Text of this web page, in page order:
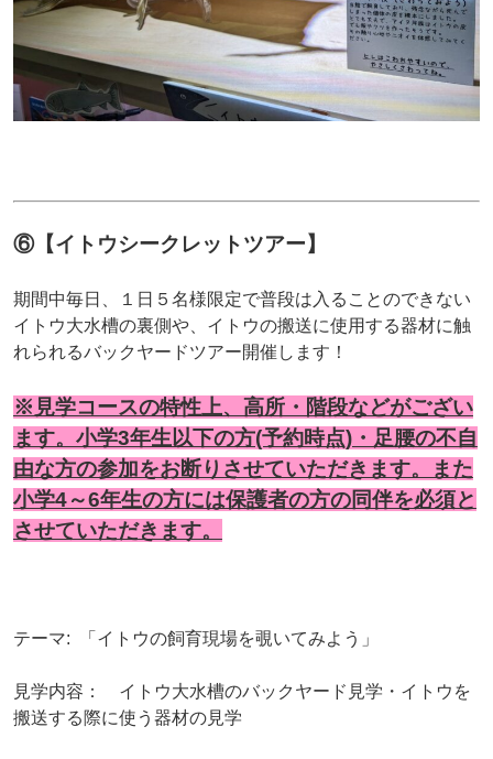
⑥【イトウシークレットツアー】
期間中毎日、１日５名様限定で普段は入ることのできない
イトウ大水槽の裏側や、イトウの搬送に使用する器材に触
れられるバックヤードツアー開催します！
※見学コースの特性上、高所・階段などがござい
ます。小学3年生以下の方(予約時点)・足腰の不自
由な方の参加をお断りさせていただきます。また
小学4～6年生の方には保護者の方の同伴を必須と
させていただきます。
テーマ: 「イトウの飼育現場を覗いてみよう」
見学内容： イトウ大水槽のバックヤード見学・イトウを
搬送する際に使う器材の見学